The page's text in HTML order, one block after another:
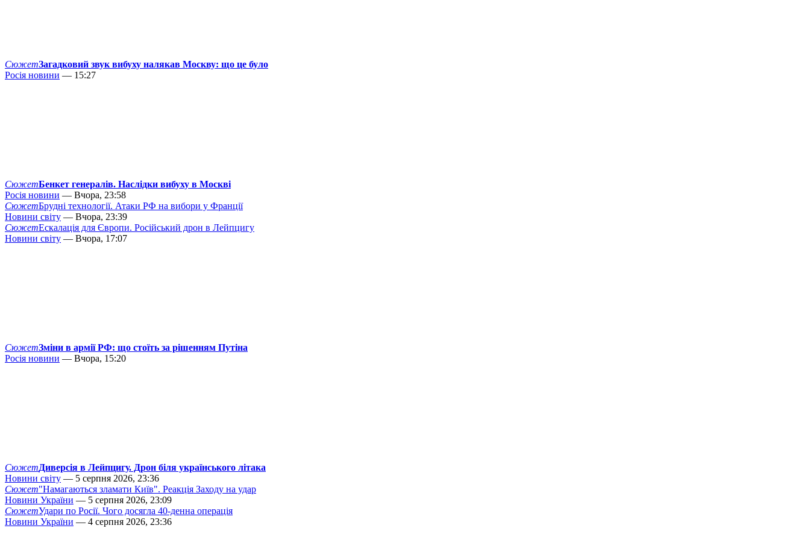
СюжетЗагадковий звук вибуху налякав Москву: що це було
Росія новини — 15:27
СюжетБенкет генералів. Наслідки вибуху в Москві
Росія новини — Вчора, 23:58
СюжетБрудні технології. Атаки РФ на вибори у Франції
Новини світу — Вчора, 23:39
СюжетЕскалація для Європи. Російський дрон в Лейпцигу
Новини світу — Вчора, 17:07
СюжетЗміни в армії РФ: що стоїть за рішенням Путіна
Росія новини — Вчора, 15:20
СюжетДиверсія в Лейпцигу. Дрон біля українського літака
Новини світу — 5 серпня 2026, 23:36
Сюжет"Намагаються зламати Київ". Реакція Заходу на удар
Новини України — 5 серпня 2026, 23:09
СюжетУдари по Росії. Чого досягла 40-денна операція
Новини України — 4 серпня 2026, 23:36